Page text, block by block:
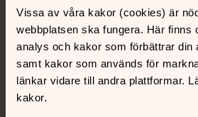
Vissa av våra kakor (cookies) är
webbplatsen ska fungera. Här finns
analys och kakor som förbättrar din
samt kakor som används för
länkar vidare till andra plattformar.
kakor.
Kalender
Hitta snabbt